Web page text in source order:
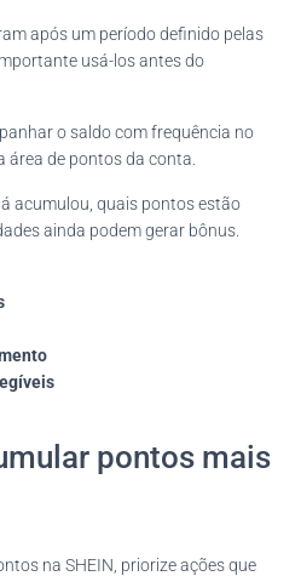
após um período definido pelas
usá-los antes do
o saldo com frequência no
área de pontos da conta.
acumulou, quais pontos estão
ainda podem gerar bônus.
pontos mais
na SHEIN, priorize ações que